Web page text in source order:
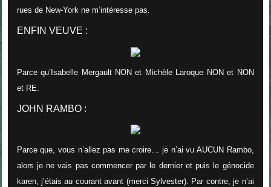
rues de New-York ne m’intéresse pas.
ENFIN VEUVE :
Parce qu’Isabelle Mergault NON et Michèle Laroque NON et NON
et RE.
JOHN RAMBO :
Parce que, vous n’allez pas me croire… je n’ai vu AUCUN Rambo,
alors je ne vais pas commencer par le dernier et puis le génocide
karen, j’étais au courant avant (merci Sylvester). Par contre, je n’ai